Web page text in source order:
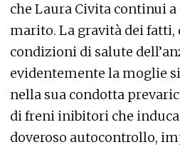
che Laura Civita continui
marito. La gravità dei
condizioni di salute
evidentemente la moglie
nella sua condotta
di freni inibitori che
doveroso autocontrollo,